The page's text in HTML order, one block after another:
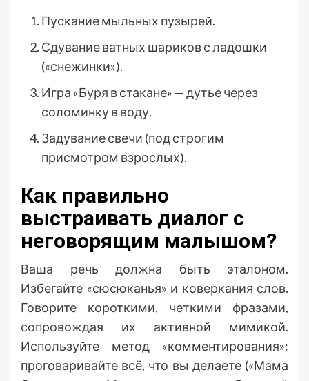
Пускание мыльных пузырей.
Сдувание ватных шариков с ладошки
(«снежинки»).
Игра «Буря в стакане» — дутье через
соломинку в воду.
Задувание свечи (под строгим
присмотром взрослых).
Как правильно
выстраивать диалог с
неговорящим малышом?
Ваша речь должна быть эталоном.
Избегайте «сюсюканья» и коверкания слов.
Говорите короткими, четкими фразами,
сопровождая их активной мимикой.
Используйте метод «комментирования»:
проговаривайте всё, что вы делаете («Мама